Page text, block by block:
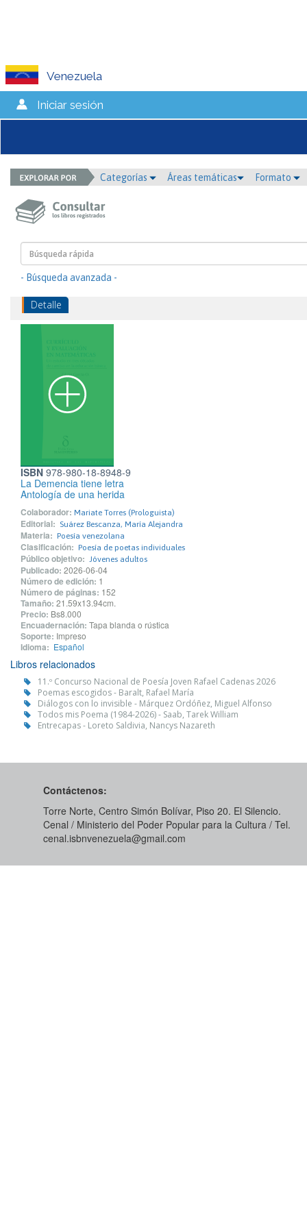
Venezuela
Iniciar sesión
Categorías Áreas temáticas Formato
- Búsqueda avanzada -
Detalle
ISBN 978-980-18-8948-9
La Demencia tiene letra
Antología de una herida
Colaborador: Mariate Torres (Prologuista)
Editorial: Suárez Bescanza, María Alejandra
Materia: Poesía venezolana
Clasificación: Poesía de poetas individuales
Público objetivo: Jóvenes adultos
Publicado: 2026-06-04
Número de edición: 1
Número de páginas: 152
Tamaño: 21.59x13.94cm.
Precio: Bs8.000
Encuadernación: Tapa blanda o rústica
Soporte: Impreso
Idioma: Español
Libros relacionados
11.º Concurso Nacional de Poesía Joven Rafael Cadenas 2026
Poemas escogidos - Baralt, Rafael María
Diálogos con lo invisible - Márquez Ordóñez, Miguel Alfonso
Todos mis Poema (1984-2026) - Saab, Tarek William
Entrecapas - Loreto Saldivia, Nancys Nazareth
Contáctenos:
Torre Norte, Centro Simón Bolívar, Piso 20. El Silencio.
Cenal / Ministerio del Poder Popular para la Cultura / Tel.
cenal.isbnvenezuela@gmail.com